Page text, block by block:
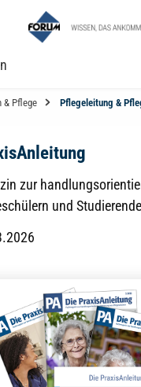
& Pflege Pflegeleitung &
zur
und